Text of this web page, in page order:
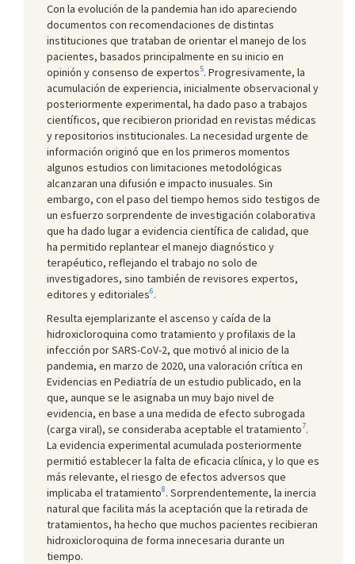
Con la evolución de la pandemia han ido apareciendo
documentos con recomendaciones de distintas
instituciones que trataban de orientar el manejo de los
pacientes, basados principalmente en su inicio en
opinión y consenso de expertos5. Progresivamente, la
acumulación de experiencia, inicialmente observacional y
posteriormente experimental, ha dado paso a trabajos
científicos, que recibieron prioridad en revistas médicas
y repositorios institucionales. La necesidad urgente de
información originó que en los primeros momentos
algunos estudios con limitaciones metodológicas
alcanzaran una difusión e impacto inusuales. Sin
embargo, con el paso del tiempo hemos sido testigos de
un esfuerzo sorprendente de investigación colaborativa
que ha dado lugar a evidencia científica de calidad, que
ha permitido replantear el manejo diagnóstico y
terapéutico, reflejando el trabajo no solo de
investigadores, sino también de revisores expertos,
editores y editoriales6.
Resulta ejemplarizante el ascenso y caída de la
hidroxicloroquina como tratamiento y profilaxis de la
infección por SARS-CoV-2, que motivó al inicio de la
pandemia, en marzo de 2020, una valoración crítica en
Evidencias en Pediatría de un estudio publicado, en la
que, aunque se le asignaba un muy bajo nivel de
evidencia, en base a una medida de efecto subrogada
(carga viral), se consideraba aceptable el tratamiento7.
La evidencia experimental acumulada posteriormente
permitió establecer la falta de eficacia clínica, y lo que es
más relevante, el riesgo de efectos adversos que
implicaba el tratamiento8. Sorprendentemente, la inercia
natural que facilita más la aceptación que la retirada de
tratamientos, ha hecho que muchos pacientes recibieran
hidroxicloroquina de forma innecesaria durante un
tiempo.